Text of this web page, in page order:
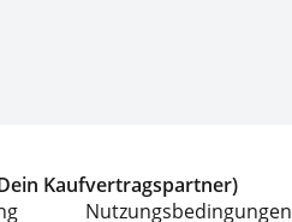
Kaufvertragspartner)
Nutzungsbedingungen